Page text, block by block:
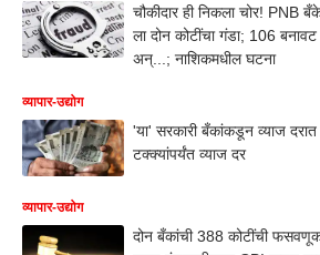
चौकीदार ही निकला चोर! PNB
ला दोन कोटींचा गंडा; 106
अन्...; नाशिकमधील घटना
व्यापार-उद्योग
'या' सरकारी बँकांकडून व्याज
टक्क्यांपर्यंत व्याज दर
व्यापार-उद्योग
दोन बँकांची 388 कोटींची